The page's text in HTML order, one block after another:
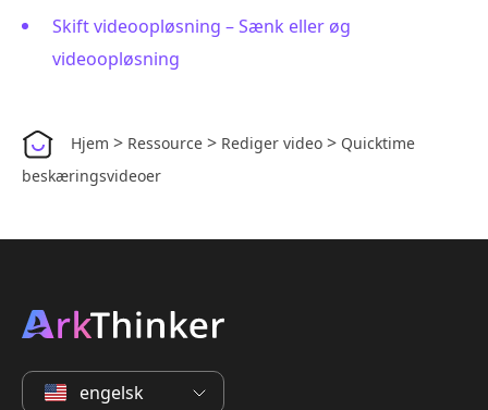
Skift videoopløsning – Sænk eller øg
videoopløsning
Hjem > Ressource > Rediger video > Quicktime
beskæringsvideoer
engelsk